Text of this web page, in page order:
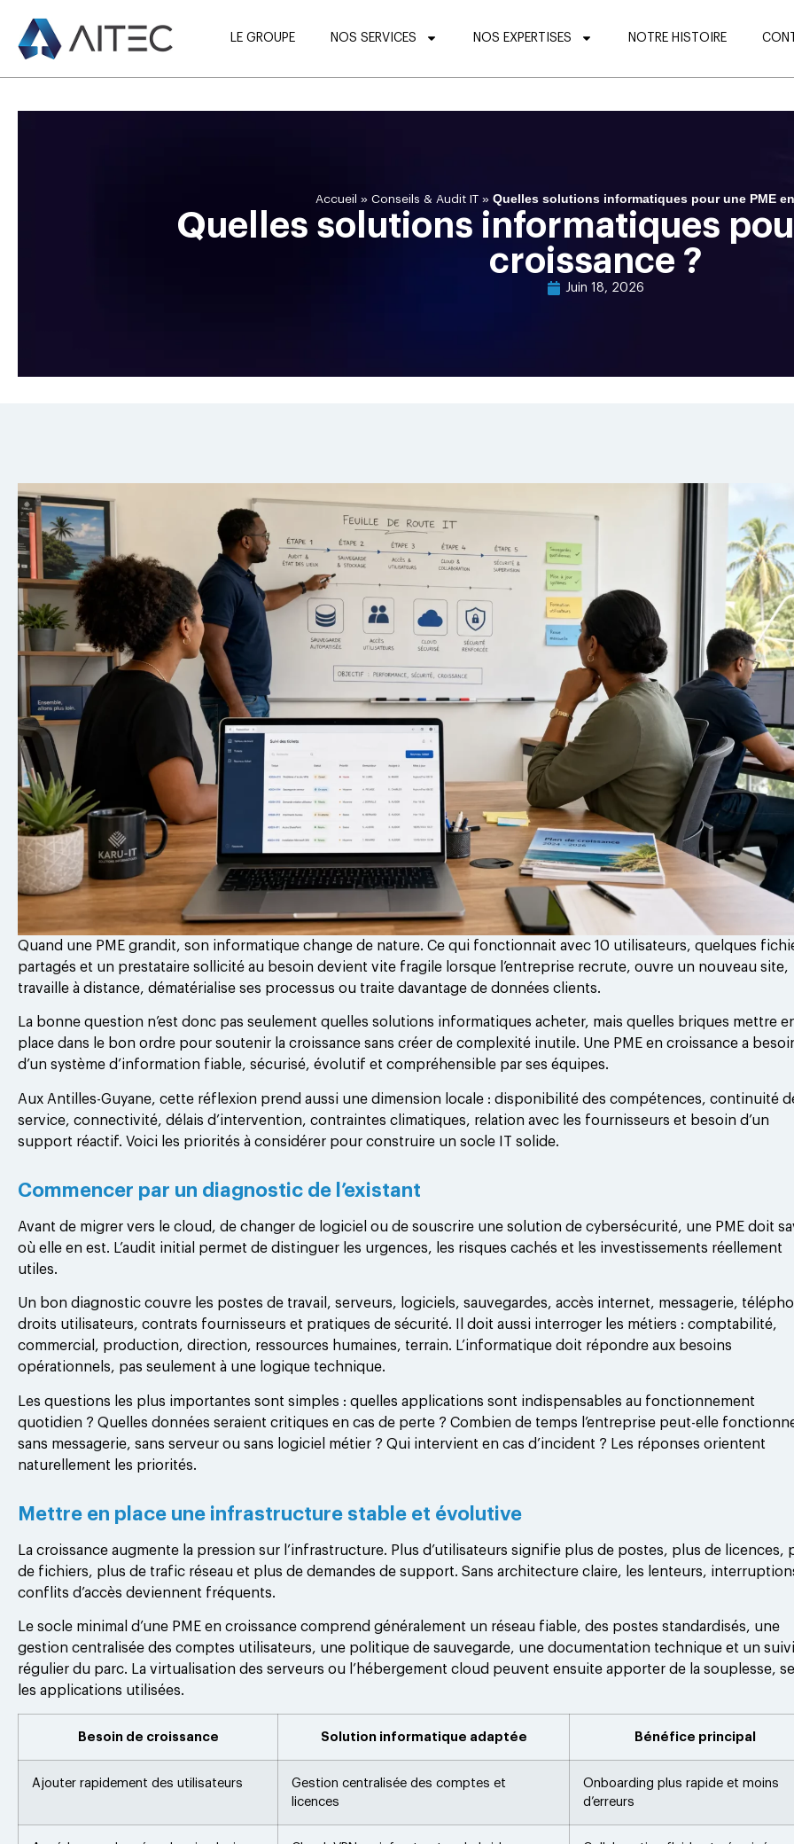
LE GROUPE NOS SERVICES NOS EXPERTISES NOTRE HISTOIRE
Accueil » Conseils & Audit IT» Quelles solutions informatiques pour une PME
Quelles solutions informatiques
croissance ?
Juin 18, 2026
Quand une PME grandit, son informatique change de nature. Ce qui fonctionnait avec 10 utilisateurs, quelques
partagés et un prestataire sollicité au besoin devient vite fragile lorsque l’entreprise recrute, ouvre un nouveau site,
travaille à distance, dématérialise ses processus ou traite davantage de données clients.
La bonne question n’est donc pas seulement quelles solutions informatiques acheter, mais quelles briques mettre
place dans le bon ordre pour soutenir la croissance sans créer de complexité inutile. Une PME en croissance a
d’un système d’information fiable, sécurisé, évolutif et compréhensible par ses équipes.
Aux Antilles-Guyane, cette réflexion prend aussi une dimension locale : disponibilité des compétences, continuité
service, connectivité, délais d’intervention, contraintes climatiques, relation avec les fournisseurs et besoin d’un
support réactif. Voici les priorités à considérer pour construire un socle IT solide.
Commencer par un diagnostic de l’existant
Avant de migrer vers le cloud, de changer de logiciel ou de souscrire une solution de cybersécurité, une PME doit
où elle en est. L’audit initial permet de distinguer les urgences, les risques cachés et les investissements réellement
utiles.
Un bon diagnostic couvre les postes de travail, serveurs, logiciels, sauvegardes, accès internet, messagerie,
droits utilisateurs, contrats fournisseurs et pratiques de sécurité. Il doit aussi interroger les métiers : comptabilité,
commercial, production, direction, ressources humaines, terrain. L’informatique doit répondre aux besoins
opérationnels, pas seulement à une logique technique.
Les questions les plus importantes sont simples : quelles applications sont indispensables au fonctionnement
quotidien ? Quelles données seraient critiques en cas de perte ? Combien de temps l’entreprise peut-elle
sans messagerie, sans serveur ou sans logiciel métier ? Qui intervient en cas d’incident ? Les réponses orientent
naturellement les priorités.
Mettre en place une infrastructure stable et évolutive
La croissance augmente la pression sur l’infrastructure. Plus d’utilisateurs signifie plus de postes, plus de licences,
de fichiers, plus de trafic réseau et plus de demandes de support. Sans architecture claire, les lenteurs,
conflits d’accès deviennent fréquents.
Le socle minimal d’une PME en croissance comprend généralement un réseau fiable, des postes standardisés, une
gestion centralisée des comptes utilisateurs, une politique de sauvegarde, une documentation technique et un suivi
régulier du parc. La virtualisation des serveurs ou l’hébergement cloud peuvent ensuite apporter de la souplesse,
les applications utilisées.
Besoin de croissance Solution informatique adaptée Bénéfice principal
Ajouter rapidement des utilisateurs
Gestion centralisée des comptes et
licences
Onboarding plus rapide et moins
d’erreurs